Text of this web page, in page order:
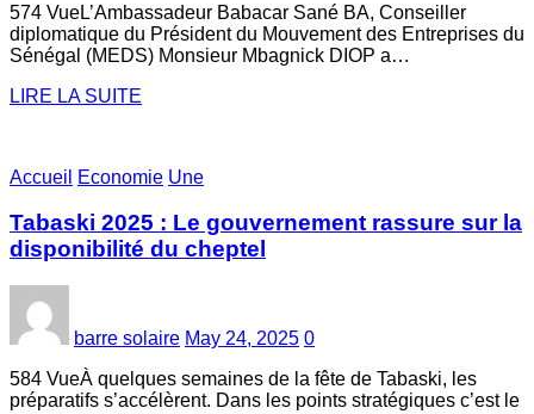
574 VueL’Ambassadeur Babacar Sané BA, Conseiller
diplomatique du Président du Mouvement des Entreprises du
Sénégal (MEDS) Monsieur Mbagnick DIOP a…
LIRE LA SUITE
Accueil Economie Une
Tabaski 2025 : Le gouvernement rassure sur la
disponibilité du cheptel
barre solaire May 24, 2025 0
584 VueÀ quelques semaines de la fête de Tabaski, les
préparatifs s’accélèrent. Dans les points stratégiques c’est le